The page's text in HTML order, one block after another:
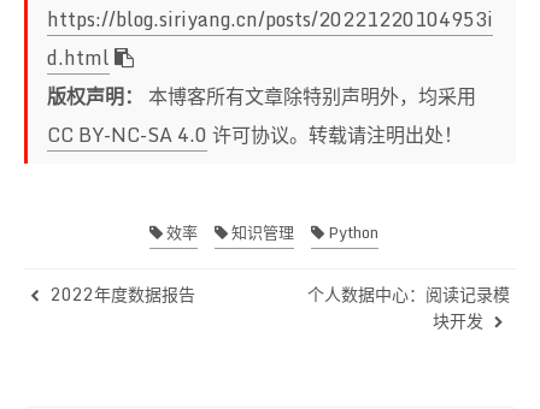
https://blog.siriyang.cn/posts/20221220104953i
d.html
版权声明： 本博客所有文章除特别声明外，均采用
CC BY-NC-SA 4.0许可协议。转载请注明出处！
效率 知识管理 Python
2022年度数据报告
个人数据中心：阅读记录模
块开发